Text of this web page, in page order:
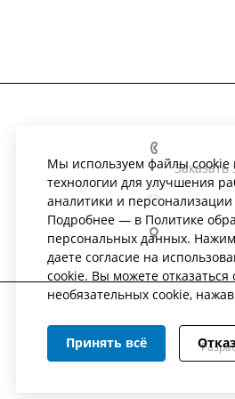
Заказать
302028,
Мы используем файлы cookie
технологии для улучшения
аналитики и персонализации
Подробнее — в Политике
персональных данных.
даете согласие на
cookie. Вы можете отказаться
необязательных cookie, нажав
Принять всё